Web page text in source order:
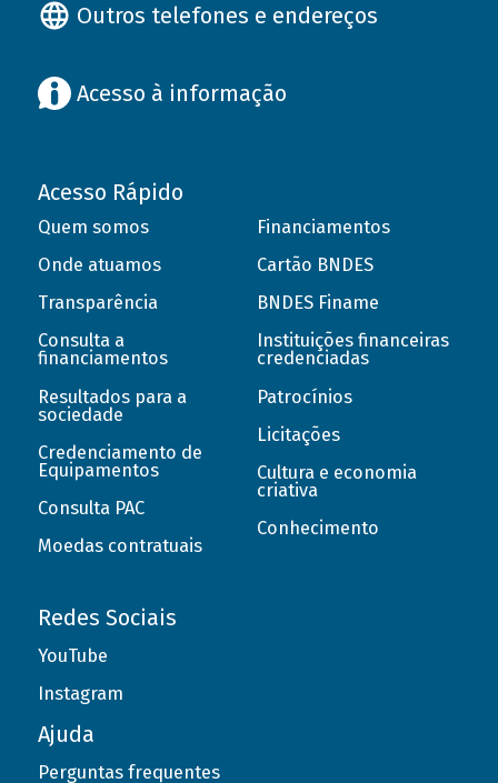
Outros telefones e endereços
Acesso à informação
Acesso Rápido
Quem somos
Onde atuamos
Transparência
Consulta a
financiamentos
Resultados para a
sociedade
Credenciamento de
Equipamentos
Consulta PAC
Moedas contratuais
Financiamentos
Cartão BNDES
BNDES Finame
Instituições financeiras
credenciadas
Patrocínios
Licitações
Cultura e economia
criativa
Conhecimento
Redes Sociais
YouTube
Instagram
Ajuda
Perguntas frequentes